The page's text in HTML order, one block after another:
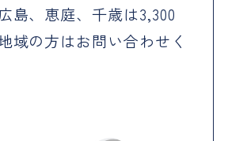
島、恵庭、千歳は3,300
域の方はお問い合わせく